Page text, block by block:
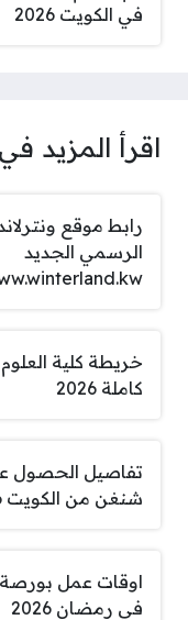
في الكويت 2026
اقرأ المزيد في
رابط موقع
الرسمي الجديد
خريطة كلية
كاملة 2026
تفاصيل الحصول
شنغن من الكويت 2026
اوقات عمل بورصة
في رمضان 2026